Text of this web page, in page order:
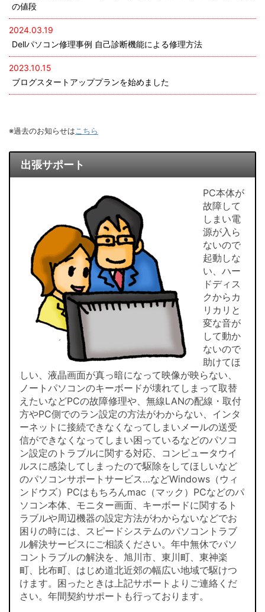
の値段
2024.03.19
Dellパソコン修理事例 自己診断機能による修理方法
2023.10.15
ブログスタートアッププランを始めました
※過去のお知らせはこちら
出張サポート
PC本体が
故障して
しまい電
源が入ら
ないので
起動しな
い、ハー
ドディス
クからカ
リカリと
変な音が
して動か
ないので
助けてほ
しい、液晶画面が真っ暗になって映像が映らない、
ノートパソコンのキーボードが壊れてしまって取替
えたいなどPCの故障修理や、無線LANの配線・取付
方やPC側でのラン設定の方法がわからない、インタ
ーネットに接続できなくなってしまいメールの送受
信ができなくなってしまい困っているなどのパソコ
ン設定のトラブルに関する対応、コンピュータウイ
ルスに感染してしまったので駆除をしてほしいなど
のパソコンサポートサービス…などWindows（ウィ
ンドウズ）PCはもちろんmac（マック）PCなどのパ
ソコン本体、モニター画面、キーボードに関するト
ラブルや周辺機器の設定方法がわからないなどでお
困りの時には、スピードシステムのパソコントラブ
ル解決サービスにご相談ください。年中無休でパソ
コントラブルの解決を、旭川市、東川町、東神楽
町、比布町、はじめ道北近郊の幅広い地域で駆けつ
けます。困ったときは上記サポートよりご連絡くだ
さい。年間契約サポートも行っております。